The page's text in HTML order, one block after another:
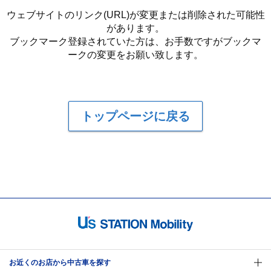
ウェブサイトのリンク(URL)が変更または削除された可能性
があります。
ブックマーク登録されていた方は、お手数ですがブックマ
ークの変更をお願い致します。
トップページに戻る
お近くのお店から中古車を探す